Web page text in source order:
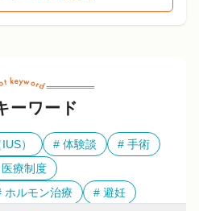
ーワード
） 体験談
手術
医療制度
ホルモン治療
避妊